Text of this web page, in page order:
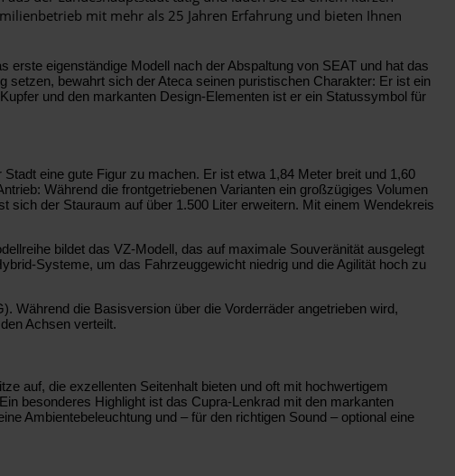
mit mehr als 25 Jahren Erfahrung und bieten Ihnen
eigenständige Modell nach der Abspaltung von SEAT und hat das
bewahrt sich der Ateca seinen puristischen Charakter: Er ist ein
und den markanten Design-Elementen ist er ein Statussymbol für
eine gute Figur zu machen. Er ist etwa 1,84 Meter breit und 1,60
Während die frontgetriebenen Varianten ein großzügiges Volumen
der Stauraum auf über 1.500 Liter erweitern. Mit einem Wendekreis
bildet das VZ-Modell, das auf maximale Souveränität ausgelegt
Systeme, um das Fahrzeuggewicht niedrig und die Agilität hoch zu
Während die Basisversion über die Vorderräder angetrieben wird,
Achsen verteilt.
auf, die exzellenten Seitenhalt bieten und oft mit hochwertigem
besonderes Highlight ist das Cupra-Lenkrad mit den markanten
Ambientebeleuchtung und – für den richtigen Sound – optional eine